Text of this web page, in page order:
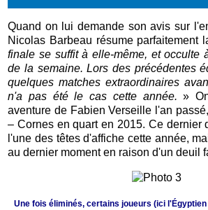
Quand on lui demande son avis sur
Nicolas Barbeau résume parfaitement
finale se suffit à elle-même, et occulte
de la semaine. Lors des précédentes
quelques matches extraordinaires
n'a pas été le cas cette année.»
aventure de Fabien Verseille l'an
– Cornes en quart en 2015. Ce dernier
l'une des têtes d'affiche cette année,
au dernier moment en raison d'un deuil
Une fois éliminés, certains joueurs (ici